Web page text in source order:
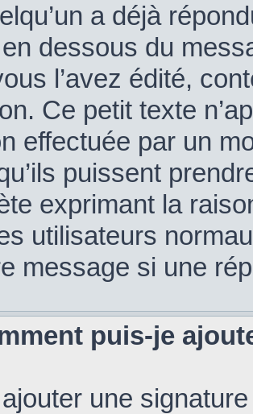
a déjà
dessous du
l’avez édité,
Ce petit texte
effectuée par un
puissent
exprimant la
utilisateurs
message si une
puis-je
une